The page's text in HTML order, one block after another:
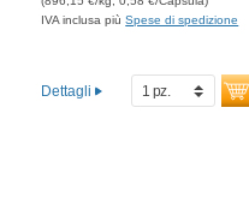
cobalamina.
IVA inclusa piùSpese di spedizione
Dettagli